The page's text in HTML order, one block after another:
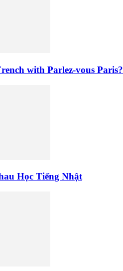
with Parlez-vous Paris?
Học Tiếng Nhật